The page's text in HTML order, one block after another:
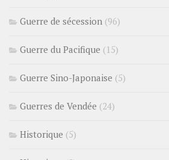
Guerre de sécession (96)
Guerre du Pacifique (15)
Guerre Sino-Japonaise (5)
Guerres de Vendée (24)
Historique (5)